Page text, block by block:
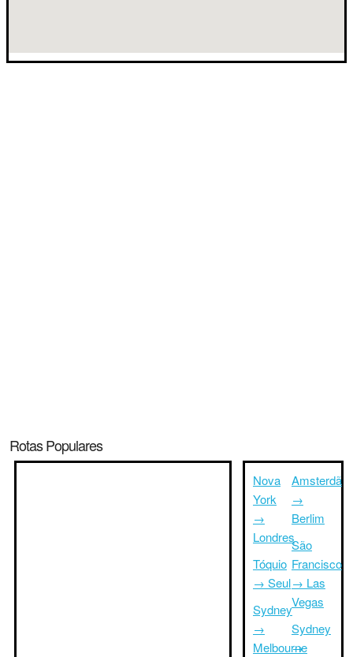
Rotas Populares
Nova
York
→
Londres
Tóquio
→ Seul
Sydney
→
Melbourne
Amsterdã
→
Berlim
São
Francisco
→ Las
Vegas
Sydney
→